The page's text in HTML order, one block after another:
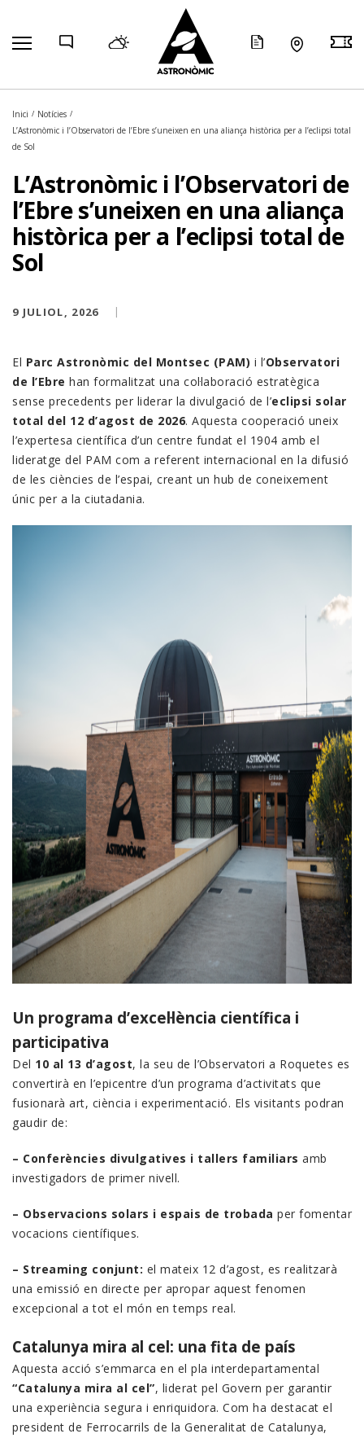
Inici
Notícies
L’Astronòmic i l’Observatori de l’Ebre s’uneixen en una aliança històrica per a l’eclipsi total
de Sol
L’Astronòmic i l’Observatori de
l’Ebre s’uneixen en una aliança
històrica per a l’eclipsi total de
Sol
9 JULIOL, 2026
El Parc Astronòmic del Montsec (PAM) i l’Observatori
de l’Ebre han formalitzat una col·laboració estratègica
sense precedents per liderar la divulgació de l’eclipsi solar
total del 12 d’agost de 2026. Aquesta cooperació uneix
l’expertesa científica d’un centre fundat el 1904 amb el
lideratge del PAM com a referent internacional en la difusió
de les ciències de l’espai, creant un hub de coneixement
únic per a la ciutadania.
Un programa d’excel·lència científica i
participativa
Del 10 al 13 d’agost, la seu de l’Observatori a Roquetes es
convertirà en l’epicentre d’un programa d’activitats que
fusionarà art, ciència i experimentació. Els visitants podran
gaudir de:
– Conferències divulgatives i tallers familiars amb
investigadors de primer nivell.
– Observacions solars i espais de trobada per fomentar
vocacions científiques.
– Streaming conjunt: el mateix 12 d’agost, es realitzarà
una emissió en directe per apropar aquest fenomen
excepcional a tot el món en temps real.
Catalunya mira al cel: una fita de país
Aquesta acció s’emmarca en el pla interdepartamental
“Catalunya mira al cel”, liderat pel Govern per garantir
una experiència segura i enriquidora. Com ha destacat el
president de Ferrocarrils de la Generalitat de Catalunya,